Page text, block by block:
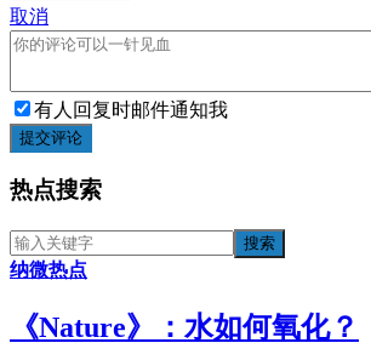
取消
有人回复时邮件通知我
提交评论
热点搜索
纳微热点
《​Nature》：水如何氧化？